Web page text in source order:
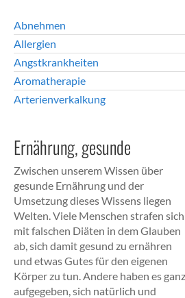
Abnehmen
Allergien
Angstkrankheiten
Aromatherapie
Arterienverkalkung
Ernährung, gesunde
Zwischen unserem Wissen über
gesunde Ernährung und der
Umsetzung dieses Wissens liegen
Welten. Viele Menschen strafen sich
mit falschen Diäten in dem Glauben
ab, sich damit gesund zu ernähren
und etwas Gutes für den eigenen
Körper zu tun. Andere haben es ganz
aufgegeben, sich natürlich und